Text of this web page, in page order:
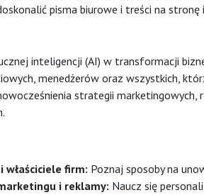
pisma biurowe i treści na
inteligencji (AI) w transformacji
menedżerów oraz wszystkich,
strategii
właściciele firm: Poznaj sposoby na
i reklamy: Naucz się